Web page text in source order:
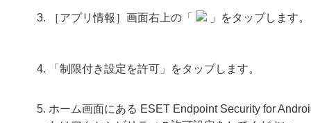
［アプリ情報］画面右上の「 」をタップします。
「制限付き設定を許可」をタップします。
ホーム画面にある ESET Endpoint Security for